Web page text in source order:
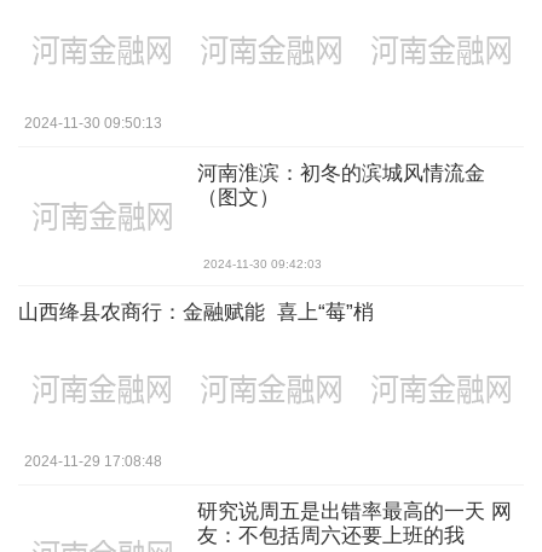
2024-11-30 09:50:13
河南淮滨：初冬的滨城风情流金
（图文）
2024-11-30 09:42:03
山西绛县农商行：金融赋能 喜上“莓”梢
2024-11-29 17:08:48
研究说周五是出错率最高的一天 网
友：不包括周六还要上班的我